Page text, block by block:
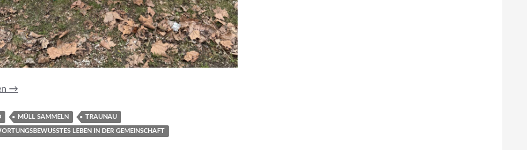
2026
→
MÜLL SAMMELN TRAUNAU
LEBEN IN DER GEMEINSCHAFT